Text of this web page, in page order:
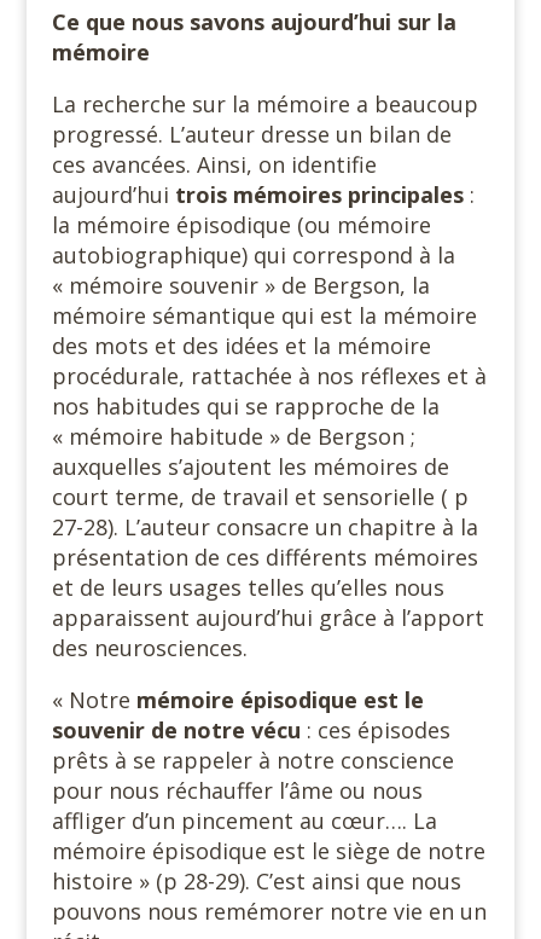
Ce que nous savons aujourd’hui sur la
mémoire
La recherche sur la mémoire a beaucoup
progressé. L’auteur dresse un bilan de
ces avancées. Ainsi, on identifie
aujourd’hui trois mémoires principales:
la mémoire épisodique (ou mémoire
autobiographique) qui correspond à la
« mémoire souvenir » de Bergson, la
mémoire sémantique qui est la mémoire
des mots et des idées et la mémoire
procédurale, rattachée à nos réflexes et à
nos habitudes qui se rapproche de la
« mémoire habitude » de Bergson ;
auxquelles s’ajoutent les mémoires de
court terme, de travail et sensorielle ( p
27-28). L’auteur consacre un chapitre à la
présentation de ces différents mémoires
et de leurs usages telles qu’elles nous
apparaissent aujourd’hui grâce à l’apport
des neurosciences.
« Notre mémoire épisodique est le
souvenir de notre vécu : ces épisodes
prêts à se rappeler à notre conscience
pour nous réchauffer l’âme ou nous
affliger d’un pincement au cœur…. La
mémoire épisodique est le siège de notre
histoire » (p 28-29). C’est ainsi que nous
pouvons nous remémorer notre vie en un